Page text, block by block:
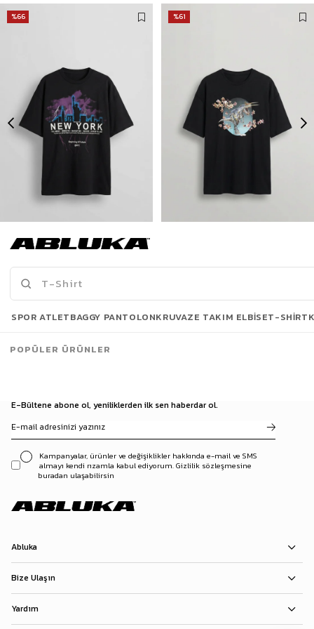
%66
Erkek New York Baskılı Oversize T-Shirt Siyah
%61
Son Bakılanlar
E-Bültene abone ol, yeniliklerden ilk sen haberdar ol.
Kampanyalar, ürünler ve değişiklikler hakkında e-mail ve SMS
almayı kendi rızamla kabul ediyorum. Gizlilik sözleşmesine
buradan ulaşabilirsin
Abluka
Bize Ulaşın
Yardım
SPOR ATLETBAGGY PANTOLONKRUVAZE TAKIM ELBISET-SHIRT
POPÜLER ÜRÜNLER